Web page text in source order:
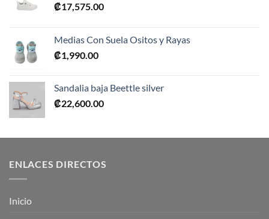
₡17,575.00
Medias Con Suela Ositos y Rayas
₡1,990.00
Sandalia baja Beettle silver
₡22,600.00
ENLACES DIRECTOS
Inicio